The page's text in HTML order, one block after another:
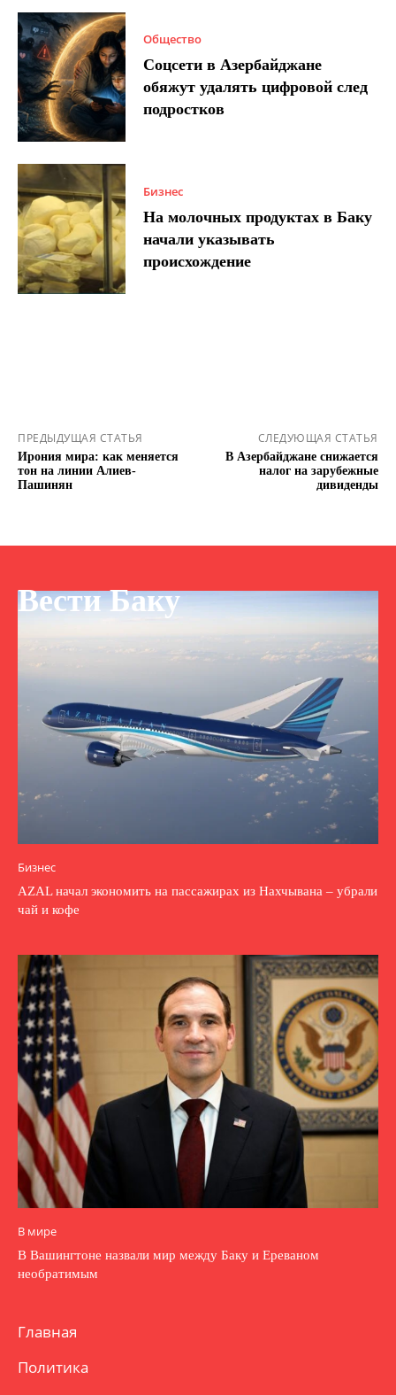
Общество
Соцсети в Азербайджане
обяжут удалять цифровой след
подростков
Бизнес
На молочных продуктах в Баку
начали указывать
происхождение
ПРЕДЫДУЩАЯ СТАТЬЯ
Ирония мира: как меняется
тон на линии Алиев-
Пашинян
СЛЕДУЮЩАЯ СТАТЬЯ
В Азербайджане снижается
налог на зарубежные
дивиденды
Вести Баку
Бизнес
AZAL начал экономить на пассажирах из Нахчывана – убрали
чай и кофе
В мире
В Вашингтоне назвали мир между Баку и Ереваном
необратимым
Главная
Политика